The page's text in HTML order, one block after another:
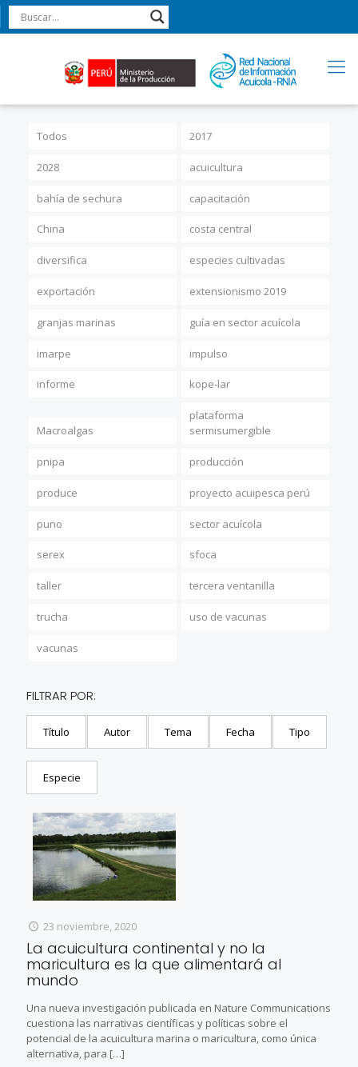
Todos 2017
2028 acuicultura
bahía de sechura capacitación
China costa central
diversifica especies cultivadas
exportación extensionismo 2019
granjas marinas guía en sector acuícola
imarpe impulso
informe kope-lar
Macroalgas
plataforma
sermisumergible
pnipa producción
produce proyecto acuipesca perú
puno sector acuícola
serex sfoca
taller tercera ventanilla
trucha uso de vacunas
vacunas
FILTRAR POR:
Título Autor Tema Fecha Tipo
Especie
23 noviembre, 2020
La acuicultura continental y no la
maricultura es la que alimentará al
mundo
Una nueva investigación publicada en Nature Communications
cuestiona las narrativas científicas y políticas sobre el
potencial de la acuicultura marina o maricultura, como única
alternativa, para […]